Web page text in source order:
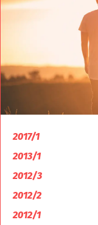
2017/1
2013/1
2012/3
2012/2
2012/1